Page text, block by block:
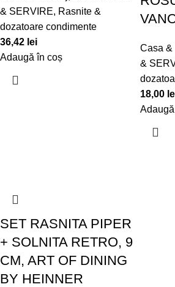
& SERVIRE, Rasnite &
dozatoare condimente
36,42 lei
Adaugă în coș
Casa &
&
18,00
SET RASNITA PIPER
+ SOLNITA RETRO, 9
CM, ART OF DINING
BY HEINNER